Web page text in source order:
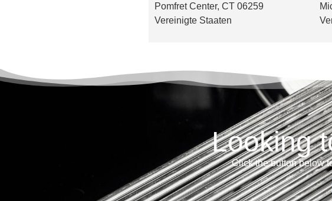
Pomfret Center, CT 06259
Vereinigte Staaten
Looking
Click the button below